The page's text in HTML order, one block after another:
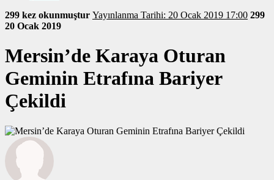
299 kez okunmuştur
Yayınlanma Tarihi: 20 Ocak 2019 17:00 299
20 Ocak 2019
Mersin’de Karaya Oturan
Geminin Etrafına Bariyer
Çekildi